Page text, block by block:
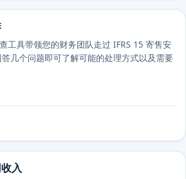
工具带领您的财务团队走过 IFRS 15 寄售安
几个问题即可了解可能的处理方式以及需要
入